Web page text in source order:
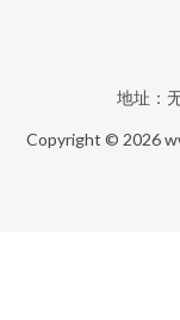
地址：
Copyright © 2026